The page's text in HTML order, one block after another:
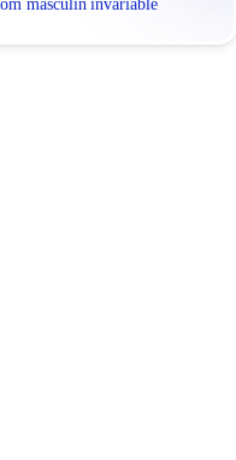
masculin invariable